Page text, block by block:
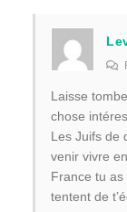
Laisse
chose
Les Juifs de
venir vivre
France tu as
tentent de